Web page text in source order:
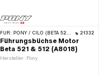
FÜR: PONY / CILO (BETA 521 & 512) 21332
Führungsbüchse Motor
Beta 521 & 512 (A8018)
Hersteller: Pony